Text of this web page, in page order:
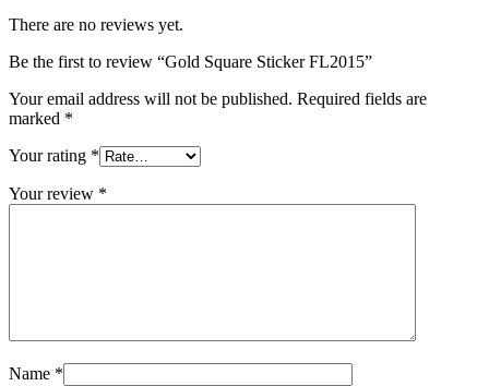
There are no reviews yet.
Be the first to review “Gold Square Sticker FL2015”
Your email address will not be published. Required fields are
marked *
Your rating *
Your review *
Name *